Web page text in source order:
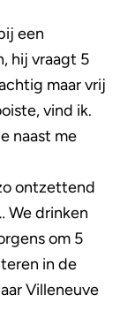
een
hij vraagt 5
maar vrij
vind ik.
naast me
ontzettend
We drinken
om 5
in de
Villeneuve